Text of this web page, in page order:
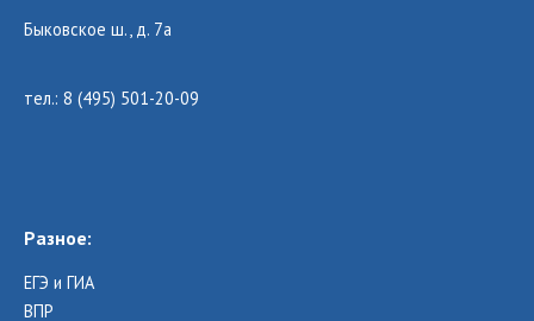
Быковское ш., д. 7а
тел.: 8 (495) 501-20-09
Разное:
ЕГЭ и ГИА
ВПР